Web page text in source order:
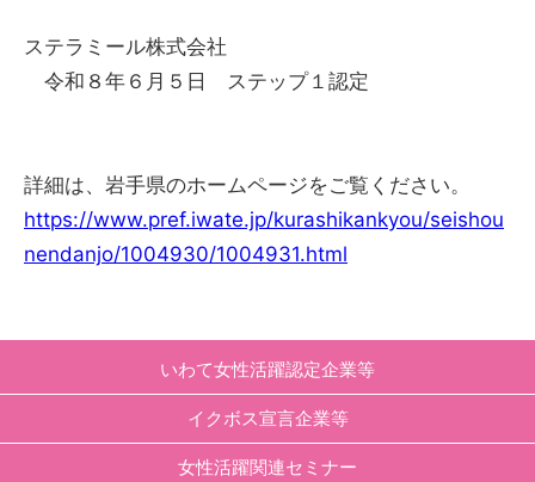
ステラミール株式会社
令和８年６月５日 ステップ１認定
詳細は、岩手県のホームページをご覧ください。
https://www.pref.iwate.jp/kurashikankyou/seishou
nendanjo/1004930/1004931.html
いわて女性活躍認定企業等
イクボス宣言企業等
女性活躍関連セミナー